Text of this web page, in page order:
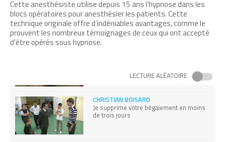
Cette anesthésiste utilise depuis 15 ans l’hypnose dans les
blocs opératoires pour anesthésier les patients. Cette
technique originale offre d’indéniables avantages, comme le
prouvent les nombreux témoignages de ceux qui ont accepté
d’être opérés sous hypnose.
LECTURE ALÉATOIRE
TOBIAS LEENAERT
J’ai converti ma ville au végétarisme
CHRISTIAN BOISARD
Je supprime votre bégaiement en moins
de trois jours